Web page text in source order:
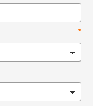
ください。
*